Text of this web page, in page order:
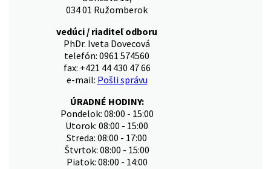
034 01 Ružomberok
vedúci / riaditeľ odboru
PhDr. Iveta Dovecová
telefón: 0961 574560
fax: +421 44 430 47 66
e-mail: Pošli správu
ÚRADNÉ HODINY:
Pondelok: 08:00 - 15:00
Utorok: 08:00 - 15:00
Streda: 08:00 - 17:00
Štvrtok: 08:00 - 15:00
Piatok: 08:00 - 14:00